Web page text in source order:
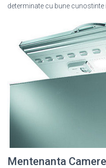
determinate cu bune cunostinte
Mentenanta